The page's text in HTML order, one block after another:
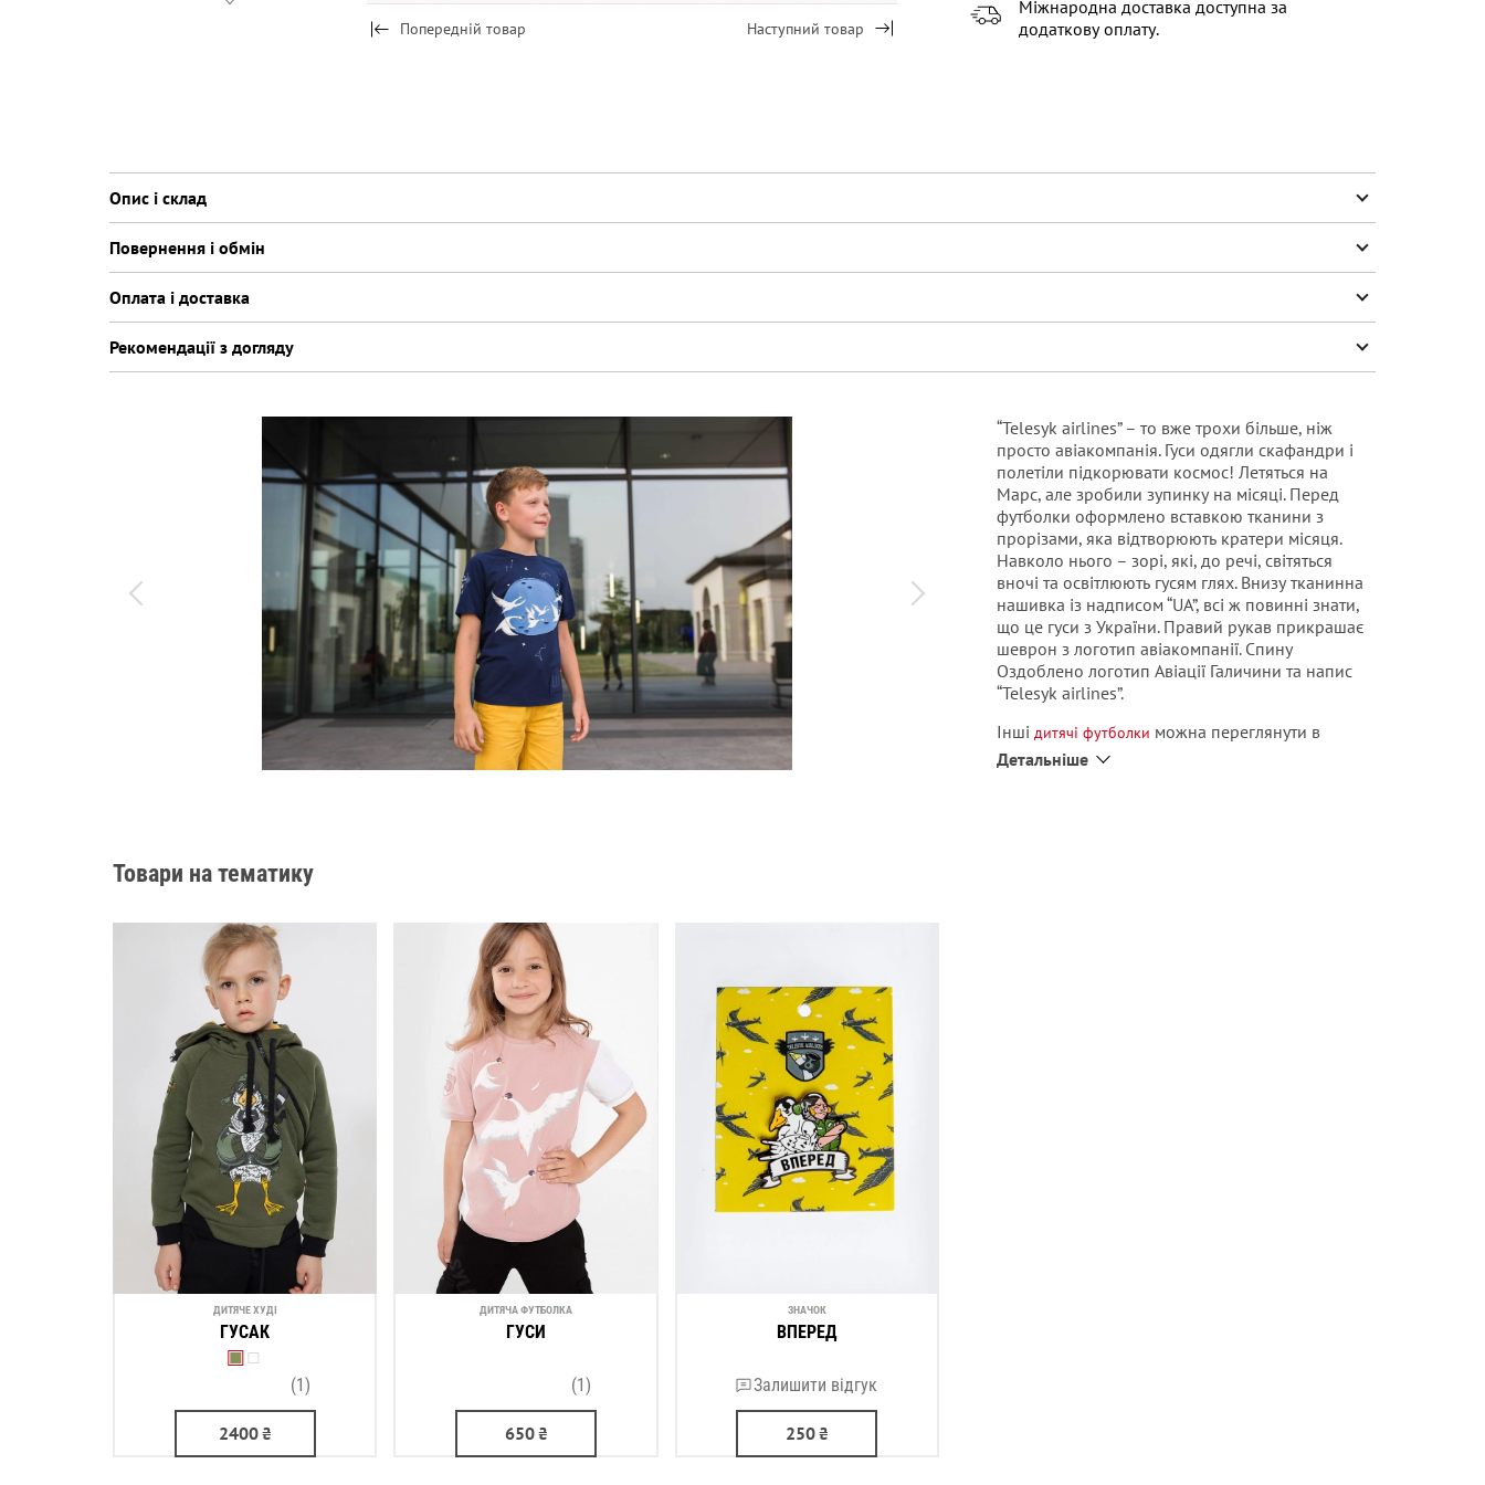
Попередній товар Наступний товар
Міжнародна доставка доступна за
додаткову оплату.
Опис і склад
Повернення і обмін
Оплата і доставка
Рекомендації з догляду
“Telesyk airlines” – то вже трохи більше, ніж
просто авіакомпанія. Гуси одягли скафандри і
полетіли підкорювати космос! Летяться на
Марс, але зробили зупинку на місяці. Перед
футболки оформлено вставкою тканини з
прорізами, яка відтворюють кратери місяця.
Навколо нього – зорі, які, до речі, світяться
вночі та освітлюють гусям глях. Внизу тканинна
нашивка із надписом “UA”, всі ж повинні знати,
що це гуси з України. Правий рукав прикрашає
шеврон з логотип авіакомпанії. Спину
Оздоблено логотип Авіації Галичини та напис
“Telesyk airlines”.
Інші дитячі футболки можна переглянути в
каталозі.
Детальніше
Товари на тематику
ДИТЯЧЕ ХУДІ
ГУСАК
(1)
2400₴
ДИТЯЧА ФУТБОЛКА
ГУСИ
(1)
650₴
ЗНАЧОК
ВПЕРЕД
Залишити відгук
250₴